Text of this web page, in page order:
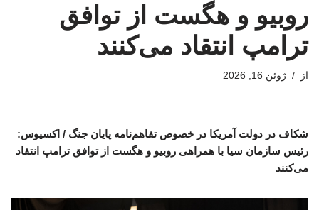
روبیو و هگست از توافق
ترامپ انتقاد می‌کنند
از ژوئن 16, 2026
شکاف در دولت آمریکا در خصوص تفاهم‌نامه پایان جنگ / اکسیوس:
رئیس سازمان سیا با همراهی روبیو و هگست از توافق ترامپ انتقاد
می‌کنند